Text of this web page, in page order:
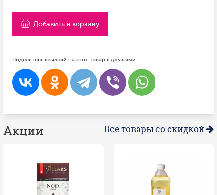
Добавить в корзину
Поделитесь ссылкой на этот товар с друзьями:
Акции Все товары со скидкой